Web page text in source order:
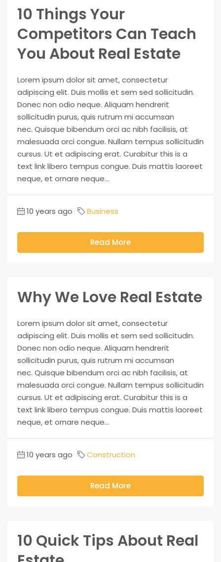
10 Things Your
Competitors Can Teach
You About Real Estate
Lorem ipsum dolor sit amet, consectetur
adipiscing elit. Duis mollis et sem sed sollicitudin.
Donec non odio neque. Aliquam hendrerit
sollicitudin purus, quis rutrum mi accumsan
nec. Quisque bibendum orci ac nibh facilisis, at
malesuada orci congue. Nullam tempus sollicitudin
cursus. Ut et adipiscing erat. Curabitur this is a
text link libero tempus congue. Duis mattis laoreet
neque, et ornare neque...
10 years ago Business
Read More
Why We Love Real Estate
Lorem ipsum dolor sit amet, consectetur
adipiscing elit. Duis mollis et sem sed sollicitudin.
Donec non odio neque. Aliquam hendrerit
sollicitudin purus, quis rutrum mi accumsan
nec. Quisque bibendum orci ac nibh facilisis, at
malesuada orci congue. Nullam tempus sollicitudin
cursus. Ut et adipiscing erat. Curabitur this is a
text link libero tempus congue. Duis mattis laoreet
neque, et ornare neque...
10 years ago Construction
Read More
10 Quick Tips About Real